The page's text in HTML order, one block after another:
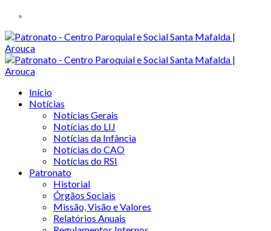
Início
Notícias
Notícias Gerais
Notícias do LIJ
Notícias da Infância
Notícias do CAO
Notícias do RSI
Patronato
Historial
Órgãos Sociais
Missão, Visão e Valores
Relatórios Anuais